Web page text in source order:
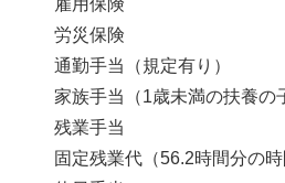
労災保険
通勤手当（規定有り）
家族手当（1歳未満の扶養の
残業手当
固定残業代（56.2時間分の